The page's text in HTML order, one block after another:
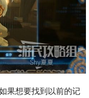
果想要找到以前的记